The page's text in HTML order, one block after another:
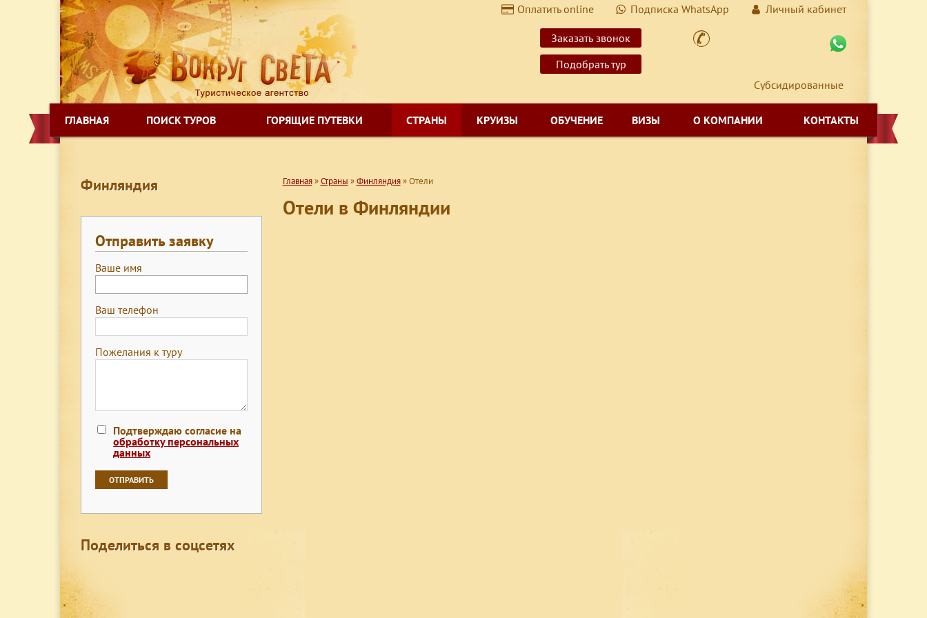
Оплатить online Подписка WhatsApp
Личный кабинет
Заказать звонок
Подобрать тур
Субсидированные авиабилеты для
ГЛАВНАЯ ПОИСК ТУРОВ ГОРЯЩИЕ ПУТЕВКИ СТРАНЫ КРУИЗЫ ОБУЧЕНИЕ ВИЗЫ О КОМПАНИИ КОНТАКТЫ
Финляндия
Отправить заявку
Ваше имя
Ваш телефон
Пожелания к туру
Подтверждаю согласие на
обработку персональных
данных
Поделиться в соцсетях
Главная»Страны »Финляндия»Отели
Отели в Финляндии